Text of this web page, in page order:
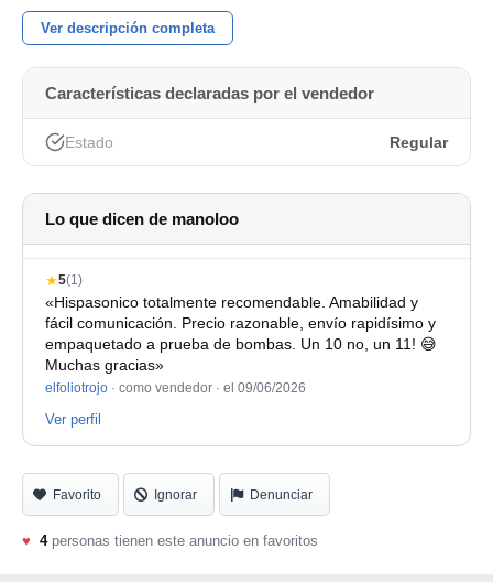
complicados
Ideal para electrónica, ambient, synthwave, bandas
sonoras, pop, experimental y directo.
IMPORTANTE: Lo compré en Wallapop como nuevo,
pero vino con un par de defectos:
(1) la rueda de modulación sube hasta el 95% y luego
pone el valor de modulación a 0:
(2) la rueda encoder con la que se cambia de sonido a
veces no avanza, aunque se puede usar el pulsador de
selección:
Muestra sonidos:https://www.youtube.com/watch?
v=nXVkQ1NiT-g
Ver descripción completa
Características declaradas por el vendedor
Estado Regular
Lo que dicen de manoloo
★5(1)
«Hispasonico totalmente recomendable. Amabilidad y
fácil comunicación. Precio razonable, envío rapidísimo y
empaquetado a prueba de bombas. Un 10 no, un 11! 😅
Muchas gracias»
elfoliotrojo · como vendedor · el 09/06/2026
Ver perfil
Favorito Ignorar Denunciar
♥ 4personas tienen este anuncio en favoritos